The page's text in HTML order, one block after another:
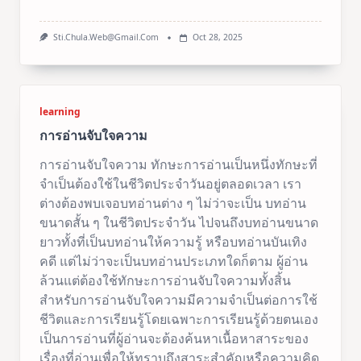
Sti.chula.web@gmail.com Oct 28, 2025
learning
การอ่านจับใจความ
การอ่านจับใจความ ทักษะการอ่านเป็นหนึ่งทักษะที่
จำเป็นต้องใช้ในชีวิตประจำวันอยู่ตลอดเวลา เรา
ต่างต้องพบเจอบทอ่านต่าง ๆ ไม่ว่าจะเป็น บทอ่าน
ขนาดสั้น ๆ ในชีวิตประจำวัน ไปจนถึงบทอ่านขนาด
ยาวทั้งที่เป็นบทอ่านให้ความรู้ หรือบทอ่านบันเทิง
คดี แต่ไม่ว่าจะเป็นบทอ่านประเภทใดก็ตาม ผู้อ่าน
ล้วนแต่ต้องใช้ทักษะการอ่านจับใจความทั้งสิ้น
สำหรับการอ่านจับใจความมีความจำเป็นต่อการใช้
ชีวิตและการเรียนรู้โดยเฉพาะการเรียนรู้ด้วยตนเอง
เป็นการอ่านที่ผู้อ่านจะต้องค้นหาเนื้อหาสาระของ